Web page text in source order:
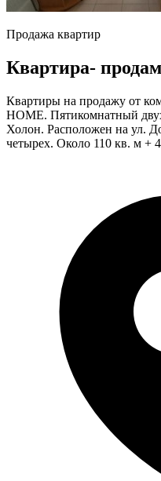
Продажа квартир
Квартира-
Квартиры на продажу от
HOME. Пятикомнатный
Холон. Расположен на ул.
четырех. Около 110 кв. м +